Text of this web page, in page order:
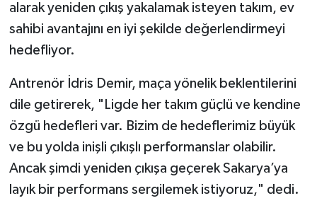
alarak yeniden çıkış yakalamak isteyen takım, ev
sahibi avantajını en iyi şekilde değerlendirmeyi
hedefliyor.
Antrenör İdris Demir, maça yönelik beklentilerini
dile getirerek, "Ligde her takım güçlü ve kendine
özgü hedefleri var. Bizim de hedeflerimiz büyük
ve bu yolda inişli çıkışlı performanslar olabilir.
Ancak şimdi yeniden çıkışa geçerek Sakarya’ya
layık bir performans sergilemek istiyoruz," dedi.